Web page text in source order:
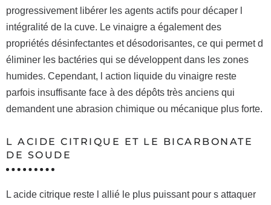
progressivement libérer les agents actifs pour décaper l
intégralité de la cuve. Le vinaigre a également des
propriétés désinfectantes et désodorisantes, ce qui permet d
éliminer les bactéries qui se développent dans les zones
humides. Cependant, l action liquide du vinaigre reste
parfois insuffisante face à des dépôts très anciens qui
demandent une abrasion chimique ou mécanique plus forte.
L ACIDE CITRIQUE ET LE BICARBONATE
DE SOUDE
L acide citrique reste l allié le plus puissant pour s attaquer